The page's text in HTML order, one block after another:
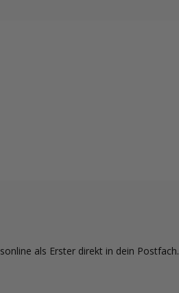
als Erster direkt in dein Postfach.